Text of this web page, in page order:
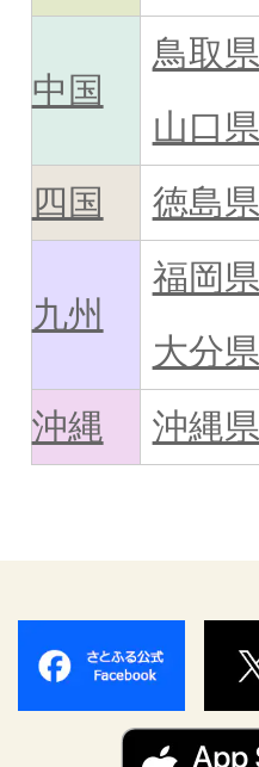
中国
鳥取県
山口県
四国
徳島県
九州
福岡県
大分県
沖縄
沖縄県